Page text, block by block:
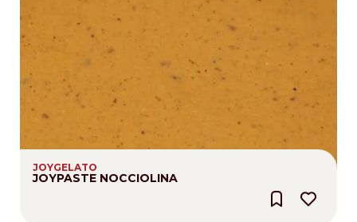
JOYGELATO
JOYPASTE NOCCIOLINA